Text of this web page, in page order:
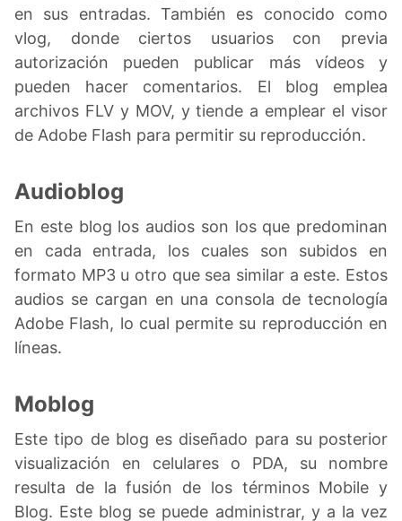
en sus entradas. También es conocido como
vlog, donde ciertos usuarios con previa
autorización pueden publicar más vídeos y
pueden hacer comentarios. El blog emplea
archivos FLV y MOV, y tiende a emplear el visor
de Adobe Flash para permitir su reproducción.
Audioblog
En este blog los audios son los que predominan
en cada entrada, los cuales son subidos en
formato MP3 u otro que sea similar a este. Estos
audios se cargan en una consola de tecnología
Adobe Flash, lo cual permite su reproducción en
líneas.
Moblog
Este tipo de blog es diseñado para su posterior
visualización en celulares o PDA, su nombre
resulta de la fusión de los términos Mobile y
Blog. Este blog se puede administrar, y a la vez